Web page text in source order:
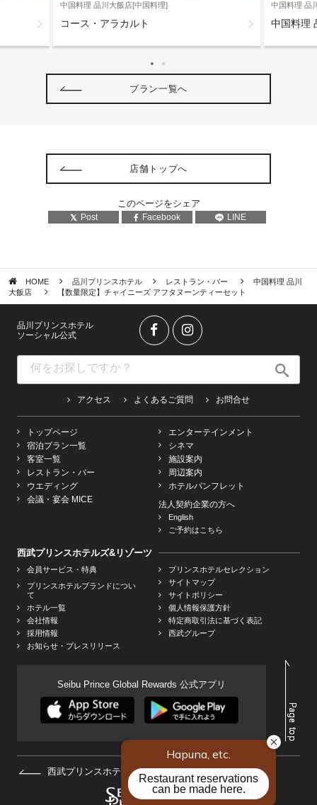
中国料理 品川大飯店[中国料理]
コース・アラカルト
中国料理 品
中国料理
プラン一覧へ
店舗トップへ
このページをシェア
Post Facebook LINE
HOME 品川プリンスホテル レストラン・バー
中国料理 品川
大飯店
【数量限定】チャイニーズ アフタヌーンティーセット
品川プリンスホテル
ソーシャル公式
アクセス よくあるご質問 お問合せ
トップページ
宿泊プラン一覧
客室一覧
レストラン・バー
ウエディング
会議・宴会 MICE
エンターテインメント
シネマ
施設案内
周辺案内
ホテルパンフレット
法人契約企業の方へ
English
ご予約はこちら
西武プリンスホテルズ&リゾーツ
会員サービス・特典
プリンスホテルブランドについ
て
ホテル一覧
会社情報
採用情報
お知らせ・プレスリリース
プリンスホテルセレクション
サイトマップ
サイトポリシー
個人情報保護方針
特定商取引法に基づく表記
西武グループ
Seibu Prince Global Rewards 公式アプリ
西武プリンスホテルズ&リゾーツHOMEへ